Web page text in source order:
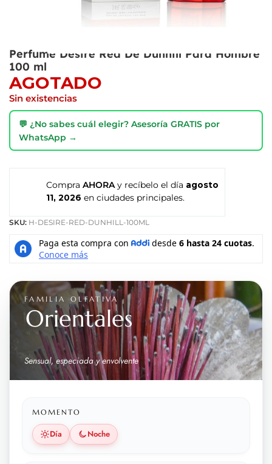
Perfume Desire Red De Dunhill Para Hombre
100 ml
AGOTADO
Sin existencias
💬 ¿No sabes cuál elegir? Asesoría GRATIS por
WhatsApp →
Compra AHORA y recíbelo el día agosto
11, 2026 en ciudades principales.
SKU: H-DESIRE-RED-DUNHILL-100ML
FAMILIA OLFATIVA
Orientales
Sensual, especiada y envolvente
MOMENTO
Día Noche